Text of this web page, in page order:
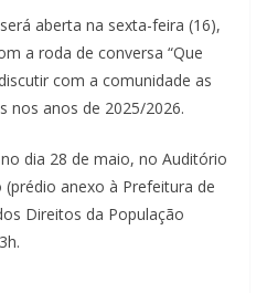
aberta na sexta-feira (16),
a roda de conversa “Que
com a comunidade as
nos anos de 2025/2026.
dia 28 de maio, no Auditório
(prédio anexo à Prefeitura de
Direitos da População